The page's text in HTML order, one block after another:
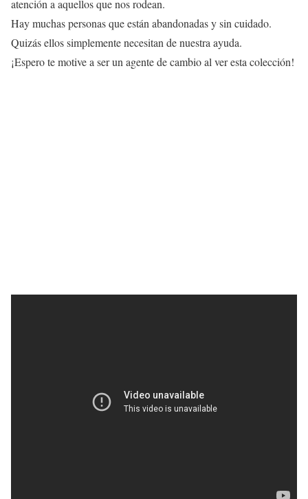
atención a aquellos que nos rodean.
Hay muchas personas que están abandonadas y sin cuidado.
Quizás ellos simplemente necesitan de nuestra ayuda.
¡Espero te motive a ser un agente de cambio al ver esta colección!